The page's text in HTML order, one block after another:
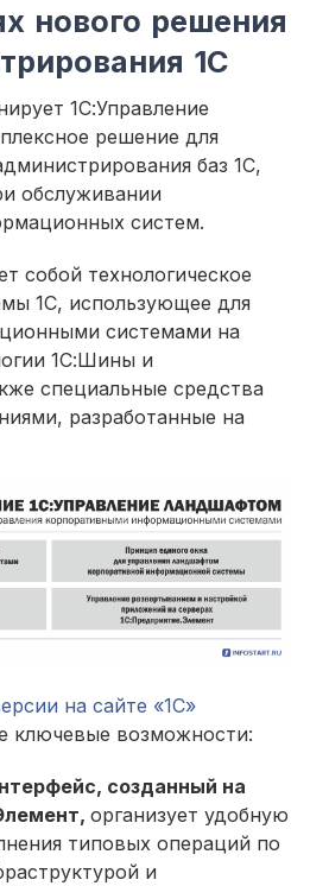
нового решения
1С
1С:Управление
решение для
баз 1С,
обслуживании
систем.
собой технологическое
1С, использующее для
системами на
1С:Шины и
специальные средства
разработанные на
на сайте «1С»
ключевые возможности:
созданный на
организует удобную
типовых операций по
и